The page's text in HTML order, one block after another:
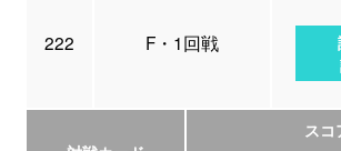
222 F・1回戦
スコ